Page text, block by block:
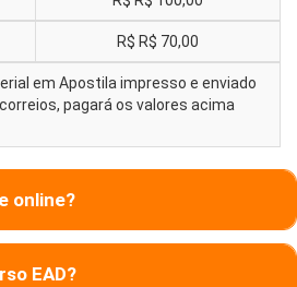
R$ R$ 70,00
em Apostila impresso e enviado
pagará os valores acima
online?
EAD?